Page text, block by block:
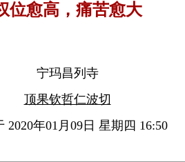
位愈高，痛苦愈大
宁玛昌列寺
顶果钦哲仁波切
2020年01月09日 星期四 16:50